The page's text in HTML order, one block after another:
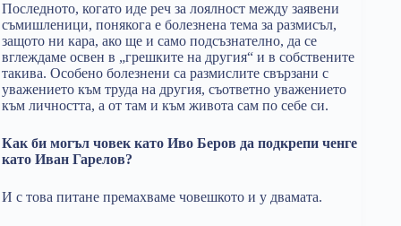
Последното, когато иде реч за лоялност между заявени
съмишленици, понякога е болезнена тема за размисъл,
защото ни кара, ако ще и само подсъзнателно, да се
вглеждаме освен в „грешките на другия“ и в собствените
такива. Особено болезнени са размислите свързани с
уважението към труда на другия, съответно уважението
към личността, а от там и към живота сам по себе си.
Как би могъл човек като Иво Беров да подкрепи ченге
като Иван Гарелов?
И с това питане премахваме човешкото и у двамата.